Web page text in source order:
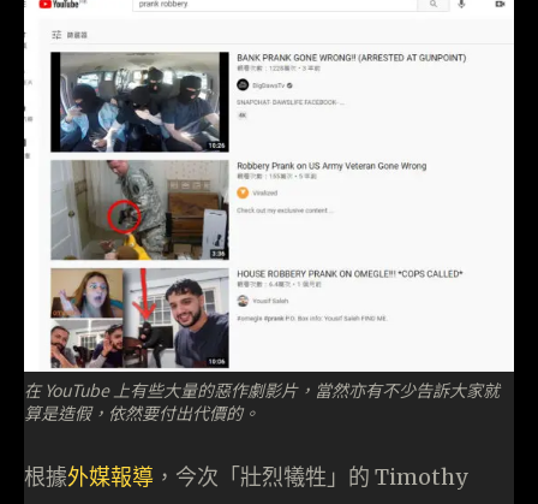
在 YouTube 上有些大量的惡作劇影片，當然亦有不少告訴大家就
算是造假，依然要付出代價的。
根據外媒報導 ，今次「壯烈犧牲」的 Timothy